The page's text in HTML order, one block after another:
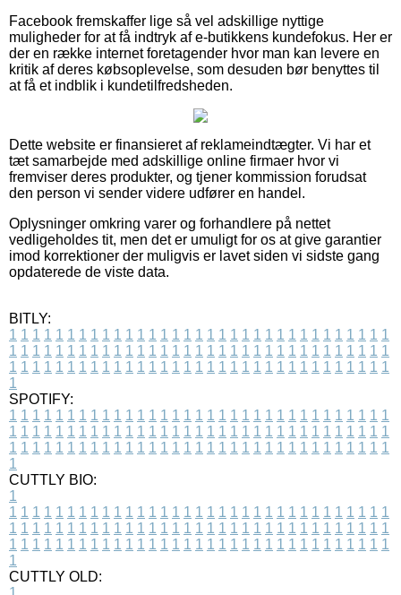
Facebook fremskaffer lige så vel adskillige nyttige
muligheder for at få indtryk af e-butikkens kundefokus. Her er
der en række internet foretagender hvor man kan levere en
kritik af deres købsoplevelse, som desuden bør benyttes til
at få et indblik i kundetilfredsheden.
Dette website er finansieret af reklameindtægter. Vi har et
tæt samarbejde med adskillige online firmaer hvor vi
fremviser deres produkter, og tjener kommission forudsat
den person vi sender videre udfører en handel.
Oplysninger omkring varer og forhandlere på nettet
vedligeholdes tit, men det er umuligt for os at give garantier
imod korrektioner der muligvis er lavet siden vi sidste gang
opdaterede de viste data.
BITLY:
1 1 1 1 1 1 1 1 1 1 1 1 1 1 1 1 1 1 1 1 1 1 1 1 1 1 1 1 1 1 1 1 1
1 1 1 1 1 1 1 1 1 1 1 1 1 1 1 1 1 1 1 1 1 1 1 1 1 1 1 1 1 1 1 1 1
1 1 1 1 1 1 1 1 1 1 1 1 1 1 1 1 1 1 1 1 1 1 1 1 1 1 1 1 1 1 1 1 1
1
SPOTIFY:
1 1 1 1 1 1 1 1 1 1 1 1 1 1 1 1 1 1 1 1 1 1 1 1 1 1 1 1 1 1 1 1 1
1 1 1 1 1 1 1 1 1 1 1 1 1 1 1 1 1 1 1 1 1 1 1 1 1 1 1 1 1 1 1 1 1
1 1 1 1 1 1 1 1 1 1 1 1 1 1 1 1 1 1 1 1 1 1 1 1 1 1 1 1 1 1 1 1 1
1
CUTTLY BIO:
1
1 1 1 1 1 1 1 1 1 1 1 1 1 1 1 1 1 1 1 1 1 1 1 1 1 1 1 1 1 1 1 1 1
1 1 1 1 1 1 1 1 1 1 1 1 1 1 1 1 1 1 1 1 1 1 1 1 1 1 1 1 1 1 1 1 1
1 1 1 1 1 1 1 1 1 1 1 1 1 1 1 1 1 1 1 1 1 1 1 1 1 1 1 1 1 1 1 1 1
1
CUTTLY OLD: